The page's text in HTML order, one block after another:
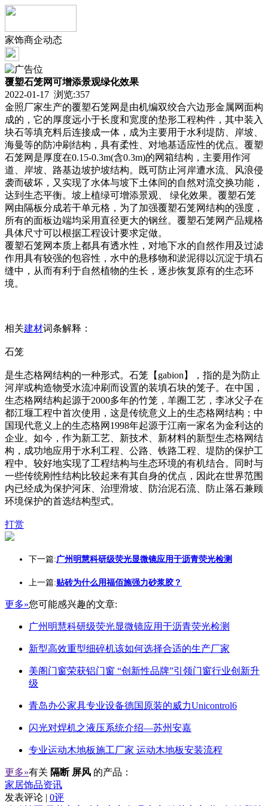
家饰商企动态
覆塑石笼网可增添景观绿化效果
2022-01-17 浏览:357
金照厂家生产的覆塑石笼网是由机编双绞合六边形金属网面构
成的，它的厚度远小于长度和宽度的垫形工程构件，其中装入
块石等填充料后连接成一体，成为主要用于水利堤防、岸坡、
海曼等的防冲刷结构，具有柔性、对地基适应性的优点。覆塑
石笼网是厚度在0.15-0.3m(含0.3m)的网箱结构，主要用作河
道、岸坡、路基边坡护坡结构。既可防止河岸遭水流、风浪侵
袭而破坏，又实现了水体与坡下土体间的自然对流交换功能，
达到生态平衡。坡上植绿可增添景观、 绿化效果。覆塑石笼
网由隔板分成若干单元格，为了加强覆塑石笼网结构的强度，
所有的面板边端均采用直径更大的钢丝。覆塑石笼网产品规格
具体尺寸可以根据工程设计要求定做。
覆塑石笼网本质上都具有透水性，对地下水的自然作用及过滤
作用具有较强的包容性，水中的悬移物和淤泥得以沉淀于填石
缝中，从而有利于自然植物的生长，逐步恢复原有的生态环
境。
相关建材词条解释：
石笼
是生态格网结构的一种形式。石笼【gabion】，指的是为防止
河岸或构造物受水流冲刷而设置的装填石块的笼子。在中国，
生态格网结构起源于2000多年的竹笼，羊圈工艺，李冰父子在
都江堰工程中首次使用，这是传统意义上的生态格网结构；中
国现代意义上的生态格网1998年起源于江南一家名为金利达的
企业。如今，作为新工艺、新技术、新材料的新型生态格网结
构，成功地应用于水利工程、公路、铁路工程、堤防的保护工
程中。较好地实现了工程结构与生态环境的有机结合。同时与
一些传统刚性结构比较起来有其自身的优点，因此在世界范围
内已经成为保护河床、治理滑坡、防治泥石流、防止落石兼顾
环境保护的首选结构型式。
打赏
下一篇:广州明慧科研级荧光显微镜应用于沥青荧光检测
上一篇:贴砖为什么用福佰施强力砂浆胶？
更多»您可能感兴趣的文章:
广州明慧科研级荧光显微镜应用于沥青荧光检测
新型高效重型细碎机该如何选择合适的生产厂家
美阁门窗荣获铝门窗 “创新性品牌”引领门窗行业创新升
级
青岛办公家具专业设备德国原装的威力Unicontrol6
闪光对焊机之液压系统介绍—苏州安嘉
专业运动木地板施工厂家 运动木地板安装流程
更多»有关 隔断 屏风 的产品：
家居饰品资讯
发表评论 | 0评